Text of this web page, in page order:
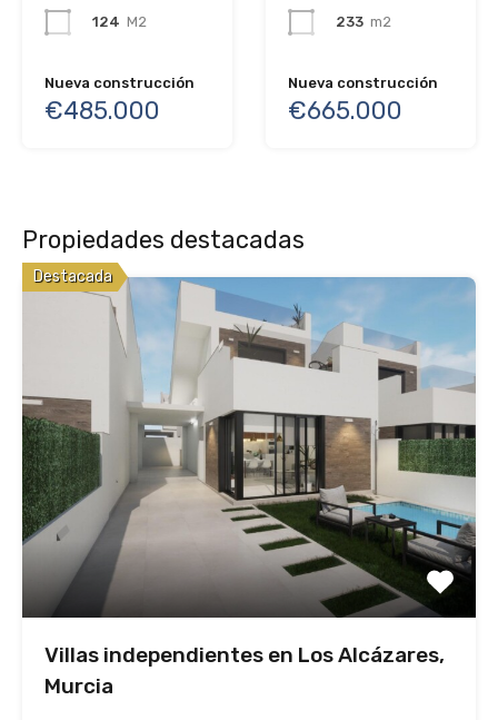
124 M2
Nueva construcción
€485.000
233 m2
Nueva construcción
€665.000
Propiedades destacadas
Destacada
Villas independientes en Los Alcázares,
Murcia